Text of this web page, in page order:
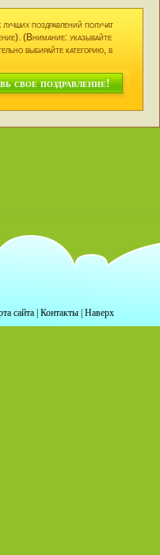
поздравлений получат
(Внимание: указывайте
выбирайте категорию, в
свое поздравление!
сайта| Контакты| Наверх